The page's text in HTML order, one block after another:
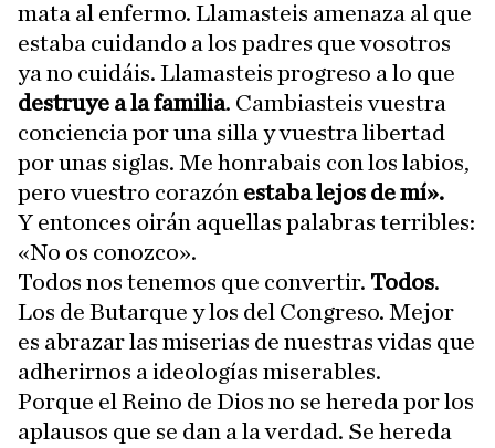
mata al enfermo. Llamasteis amenaza al que
estaba cuidando a los padres que vosotros
ya no cuidáis. Llamasteis progreso a lo que
destruye a la familia. Cambiasteis vuestra
conciencia por una silla y vuestra libertad
por unas siglas. Me honrabais con los labios,
pero vuestro corazón estaba lejos de mí».
Y entonces oirán aquellas palabras terribles:
«No os conozco».
Todos nos tenemos que convertir. Todos.
Los de Butarque y los del Congreso. Mejor
es abrazar las miserias de nuestras vidas que
adherirnos a ideologías miserables.
Porque el Reino de Dios no se hereda por los
aplausos que se dan a la verdad. Se hereda